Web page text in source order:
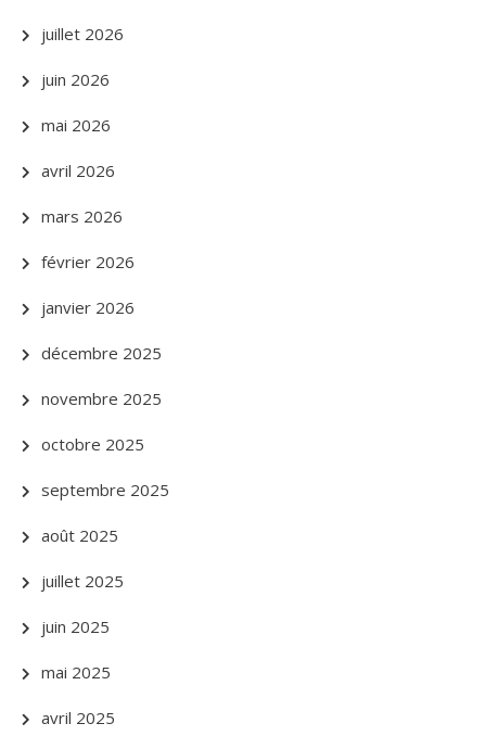
juillet 2026
juin 2026
mai 2026
avril 2026
mars 2026
février 2026
janvier 2026
décembre 2025
novembre 2025
octobre 2025
septembre 2025
août 2025
juillet 2025
juin 2025
mai 2025
avril 2025